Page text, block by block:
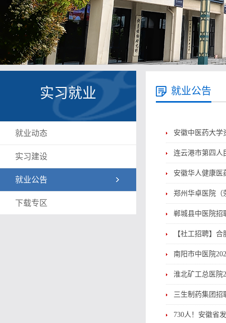
实习就业
就业动态
实习建设
就业公告
下载专区
就业公告
安徽中医药大学
连云港市第四人
安徽华人健康医
郑州华卓医院（
郸城县中医院招
【社工招聘】
南阳市中医院
淮北矿工总医院
三生制药集团招
730人！安徽省